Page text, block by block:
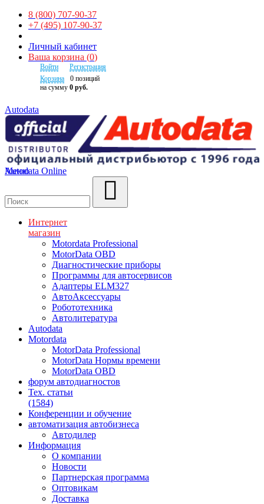
8 (800) 707-90-37
+7 (495) 107-90-37
Личный кабинет
Ваша корзина (0)
Войти
Регистрация
Корзина
0 позиций
на сумму 0 руб.
Autodata
Autodata Online
Меню
Интернет
магазин
Motordata Professional
MotorData OBD
Диагностические приборы
Программы для автосервисов
Адаптеры ELM327
АвтоАксессуары
Робототехника
Автолитература
Autodata
Motordata
MotorData Professional
MotorData Нормы времени
MotorData OBD
форум автодиагностов
Тех. статьи
(1584)
Конференции и обучение
автоматизация автобизнеса
Автодилер
Информация
О компании
Новости
Партнерская программа
Оптовикам
Доставка